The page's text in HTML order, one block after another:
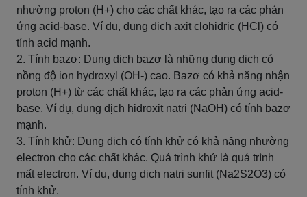
nhường proton (H+) cho các chất khác, tạo ra các phản
ứng acid-base. Ví dụ, dung dịch axit clohidric (HCl) có
tính acid mạnh.
2. Tính bazơ: Dung dịch bazơ là những dung dịch có
nồng độ ion hydroxyl (OH-) cao. Bazơ có khả năng nhận
proton (H+) từ các chất khác, tạo ra các phản ứng acid-
base. Ví dụ, dung dịch hidroxit natri (NaOH) có tính bazơ
mạnh.
3. Tính khử: Dung dịch có tính khử có khả năng nhường
electron cho các chất khác. Quá trình khử là quá trình
mất electron. Ví dụ, dung dịch natri sunfit (Na2S2O3) có
tính khử.